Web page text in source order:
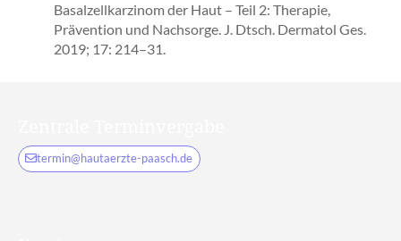
Basalzellkarzinom der Haut – Teil 2: Therapie,
Prävention und Nachsorge. J. Dtsch. Dermatol Ges.
2019; 17: 214–31.
termin@hautaerzte-paasch.de